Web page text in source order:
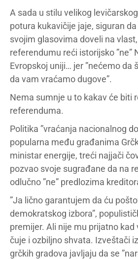
A sada u stilu velikog
potura kukavičije jaje, siguran
svojim glasovima doveli na
referendumu reći istorijsko ”ne”
Evropskoj uniji… jer ”nećemo da
da vam vraćamo dugove”.
Nema sumnje u to kakav će biti
referenduma.
Politika ”vraćanja nacionalnog
popularna među građanima
ministar energije, treći najjači
pozvao svoje sugrađane da na
odlučno ”ne” predlozima
”Ja lično garantujem da ću
demokratskog izbora”,
premijer. Ali nije mu prijatno kad
čuje i ozbiljno shvata. Izveštači
grčkih gradova javljaju da se